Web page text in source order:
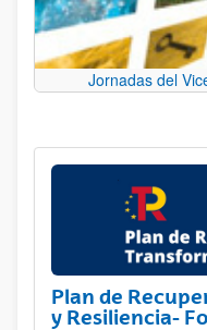
Jornadas del
Plan de
y Resiliencia-